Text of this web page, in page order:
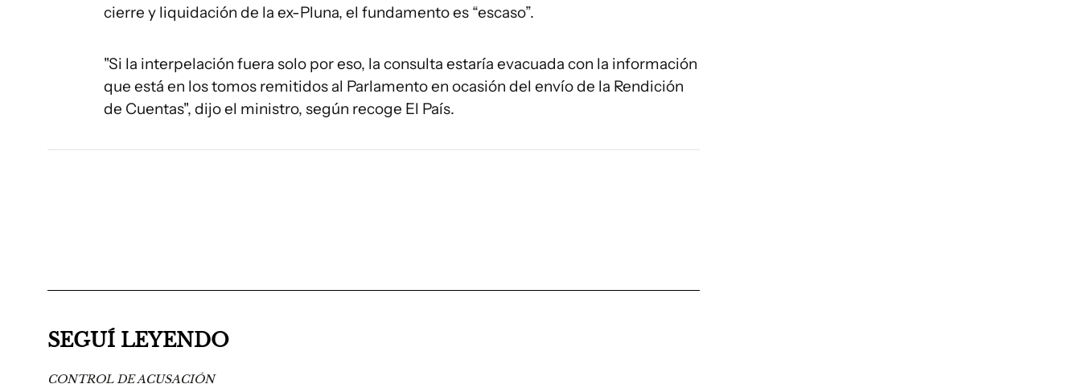
cierre y liquidación de la ex-Pluna, el fundamento es “escaso”.
"Si la interpelación fuera solo por eso, la consulta estaría evacuada con la información
que está en los tomos remitidos al Parlamento en ocasión del envío de la Rendición
de Cuentas", dijo el ministro, según recoge El País.
SEGUÍ LEYENDO
CONTROL DE ACUSACIÓN